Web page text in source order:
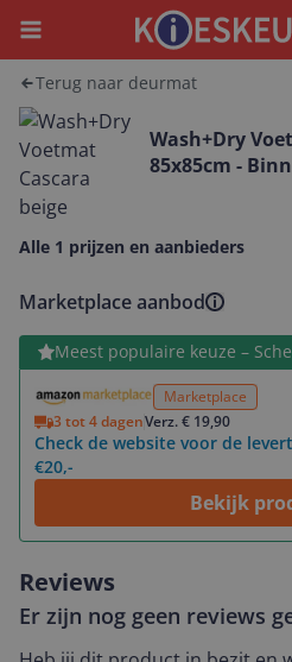
Menu
Terug naar deurmat
Wash+Dry
85x85cm -
Alle 1 prijzen en aanbieders
Marketplace aanbod
Meest populaire keuze –
Marketplace
3 tot 4 dagenVerz. € 19,90
Check de website voor de
€20,-
Bekijk
Bekijk product
Reviews
Er zijn nog geen reviews